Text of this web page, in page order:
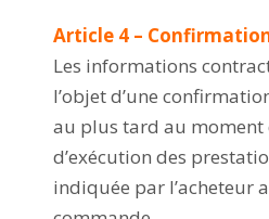
Article 4 –
Les informations
l’objet d’une
au plus tard au
d’exécution des
indiquée par l’acheteur